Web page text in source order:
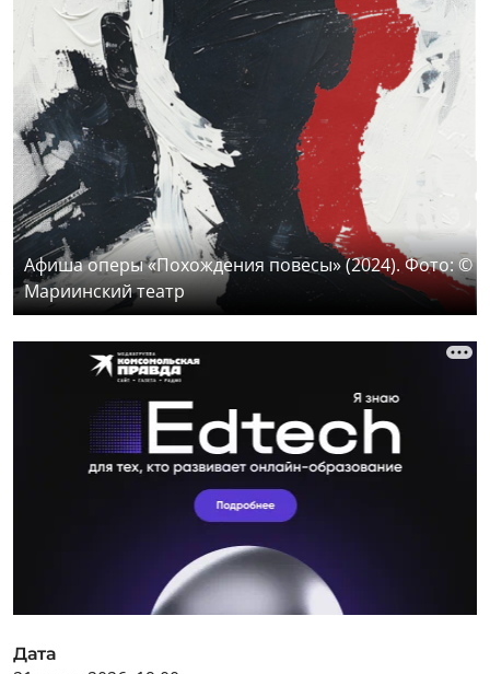
Афиша оперы «Похождения повесы» (2024). Фото: ©
Мариинский театр
Дата